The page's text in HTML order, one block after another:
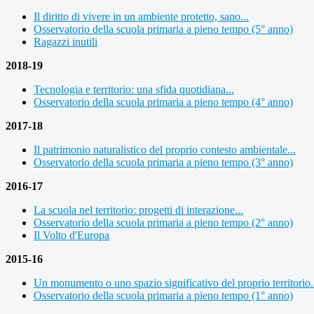
Il diritto di vivere in un ambiente protetto, sano...
Osservatorio della scuola primaria a pieno tempo (5° anno)
Ragazzi inutili
2018-19
Tecnologia e territorio: una sfida quotidiana...
Osservatorio della scuola primaria a pieno tempo (4° anno)
2017-18
Il patrimonio naturalistico del proprio contesto ambientale...
Osservatorio della scuola primaria a pieno tempo (3° anno)
2016-17
La scuola nel territorio: progetti di interazione...
Osservatorio della scuola primaria a pieno tempo (2° anno)
Il Volto d'Europa
2015-16
Un monumento o uno spazio significativo del proprio
Osservatorio della scuola primaria a pieno tempo (1° anno)